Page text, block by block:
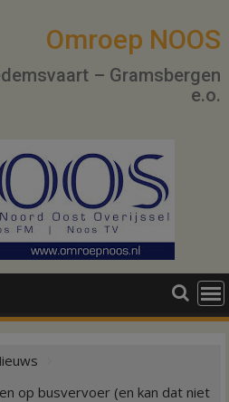
Omroep NOOS
– Gramsbergen
e.o.
op busvervoer (en kan dat niet